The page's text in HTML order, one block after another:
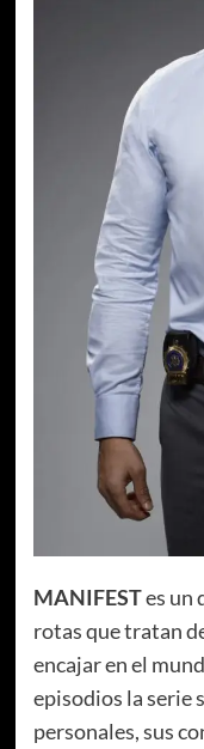
MANIFESTes un
rotas que tratan
encajar en el
episodios la serie
personales, sus